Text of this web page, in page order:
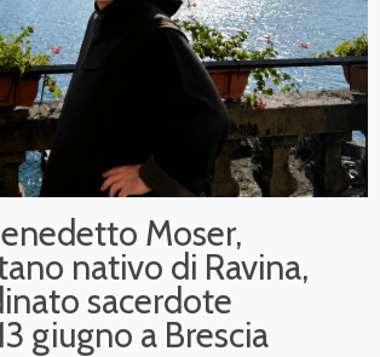
Moser,
nativo di Ravina,
sacerdote
giugno a Brescia